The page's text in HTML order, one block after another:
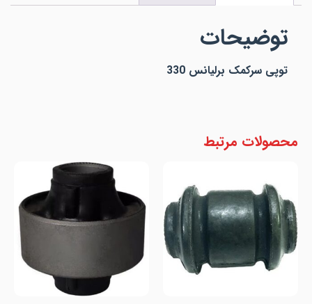
توضیحات
توپی سرکمک برلیانس 330
محصولات مرتبط